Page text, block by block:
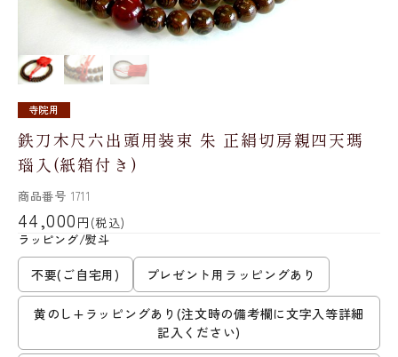
寺院用
鉄刀木尺六出頭用装束 朱 正絹切房親四天瑪
瑙入(紙箱付き)
商品番号 1711
44,000 円 (税込)
ラッピング/熨斗
不要(ご自宅用) プレゼント用ラッピングあり
黄のし+ラッピングあり(注文時の備考欄に文字入等詳細
記入ください)